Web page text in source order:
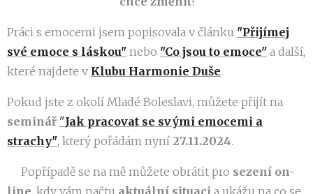
Práci s emocemi jsem popisovala v článku "Přijímej
své emoce s láskou" nebo "Co jsou to emoce" a další,
které najdete v Klubu Harmonie Duše.
Pokud jste z okolí Mladé Boleslavi, můžete přijít na
seminář "Jak pracovat se svými emocemi a
strachy", který pořádám nyní 27.11.2024.
👉Popřípadě se na mě můžete obrátit pro sezení on-